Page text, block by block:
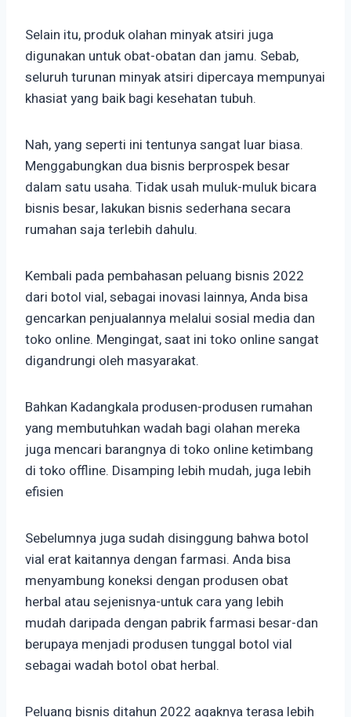
Selain itu, produk olahan minyak atsiri juga
digunakan untuk obat-obatan dan jamu. Sebab,
seluruh turunan minyak atsiri dipercaya mempunyai
khasiat yang baik bagi kesehatan tubuh.
Nah, yang seperti ini tentunya sangat luar biasa.
Menggabungkan dua bisnis berprospek besar
dalam satu usaha. Tidak usah muluk-muluk bicara
bisnis besar, lakukan bisnis sederhana secara
rumahan saja terlebih dahulu.
Kembali pada pembahasan peluang bisnis 2022
dari botol vial, sebagai inovasi lainnya, Anda bisa
gencarkan penjualannya melalui sosial media dan
toko online. Mengingat, saat ini toko online sangat
digandrungi oleh masyarakat.
Bahkan Kadangkala produsen-produsen rumahan
yang membutuhkan wadah bagi olahan mereka
juga mencari barangnya di toko online ketimbang
di toko offline. Disamping lebih mudah, juga lebih
efisien
Sebelumnya juga sudah disinggung bahwa botol
vial erat kaitannya dengan farmasi. Anda bisa
menyambung koneksi dengan produsen obat
herbal atau sejenisnya-untuk cara yang lebih
mudah daripada dengan pabrik farmasi besar-dan
berupaya menjadi produsen tunggal botol vial
sebagai wadah botol obat herbal.
Peluang bisnis ditahun 2022 agaknya terasa lebih